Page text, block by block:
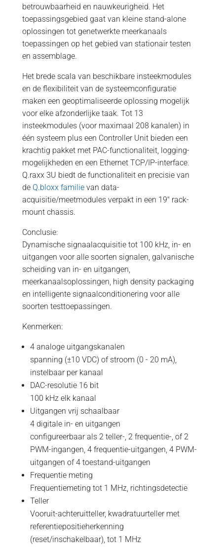
betrouwbaarheid en nauwkeurigheid. Het
toepassingsgebied gaat van kleine stand-alone
oplossingen tot genetwerkte meerkanaals
toepassingen op het gebied van stationair testen
en assemblage.
Het brede scala van beschikbare insteekmodules
en de flexibiliteit van de systeemconfiguratie
maken een geoptimaliseerde oplossing mogelijk
voor elke afzonderlijke taak. Tot 13
insteekmodules (voor maximaal 208 kanalen) in
één systeem plus een Controller Unit bieden een
krachtig pakket met PAC-functionaliteit, logging-
mogelijkheden en een Ethernet TCP/IP-interface.
Q.raxx 3U biedt de functionaliteit en precisie van
de Q.bloxx familievan data-
acquisitie/meetmodules verpakt in een 19″ rack-
mount chassis.
Conclusie:
Dynamische signaalacquisitie tot 100 kHz, in- en
uitgangen voor alle soorten signalen, galvanische
scheiding van in- en uitgangen,
meerkanaalsoplossingen, high density packaging
en intelligente signaalconditionering voor alle
soorten testtoepassingen.
Kenmerken:
4 analoge uitgangskanalen
spanning (±10 VDC) of stroom (0 - 20 mA),
instelbaar per kanaal
DAC-resolutie 16 bit
100 kHz elk kanaal
Uitgangen vrij schaalbaar
4 digitale in- en uitgangen
configureerbaar als 2 teller-, 2 frequentie-, of 2
PWM-ingangen, 4 frequentie-uitgangen, 4 PWM-
uitgangen of 4 toestand-uitgangen
Frequentie meting
Frequentiemeting tot 1 MHz, richtingsdetectie
Teller
Vooruit-achteruitteller, kwadratuurteller met
referentiepositieherkenning
(reset/inschakelbaar), tot 1 MHz